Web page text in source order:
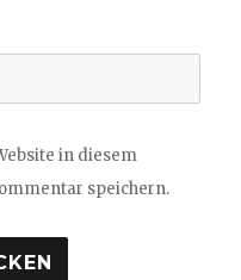
in diesem
speichern.